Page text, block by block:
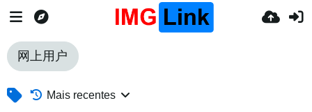
网上用户
Mais recentes